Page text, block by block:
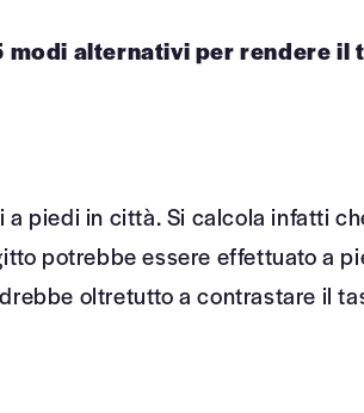
alternativi per rendere
piedi in città. Si calcola infatti
potrebbe essere effettuato a
oltretutto a contrastare il